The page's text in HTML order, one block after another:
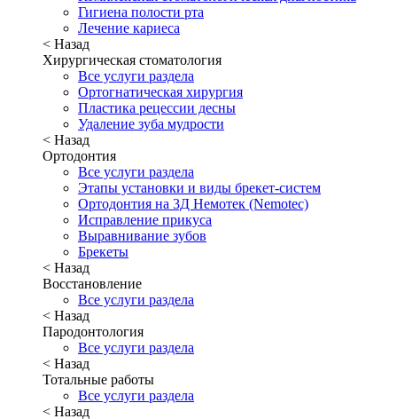
Гигиена полости рта
Лечение кариеса
< Назад
Хирургическая стоматология
Все услуги раздела
Ортогнатическая хирургия
Пластика рецессии десны
Удаление зуба мудрости
< Назад
Ортодонтия
Все услуги раздела
Этапы установки и виды брекет-систем
Ортодонтия на 3Д Немотек (Nemotec)
Исправление прикуса
Выравнивание зубов
Брекеты
< Назад
Восстановление
Все услуги раздела
< Назад
Пародонтология
Все услуги раздела
< Назад
Тотальные работы
Все услуги раздела
< Назад